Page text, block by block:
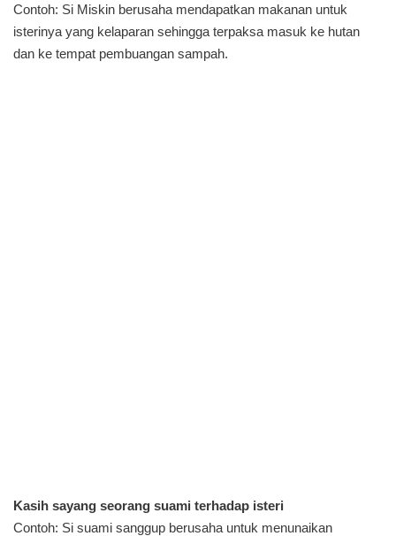
Contoh: Si Miskin berusaha mendapatkan makanan untuk
isterinya yang kelaparan sehingga terpaksa masuk ke hutan
dan ke tempat pembuangan sampah.
Kasih sayang seorang suami terhadap isteri
Contoh: Si suami sanggup berusaha untuk menunaikan